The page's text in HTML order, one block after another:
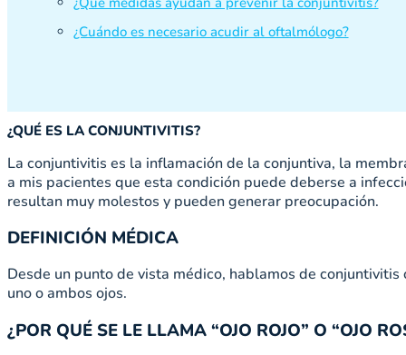
¿Cuándo es necesario acudir al oftalmólogo?
¿QUÉ ES LA CONJUNTIVITIS?
La conjuntivitis es la inflamación de la conjuntiva, la
a mis pacientes que esta condición puede deberse a
resultan muy molestos y pueden generar preocupación.
DEFINICIÓN MÉDICA
Desde un punto de vista médico, hablamos de
uno o ambos ojos.
¿POR QUÉ SE LE LLAMA “OJO ROJO” O “OJO